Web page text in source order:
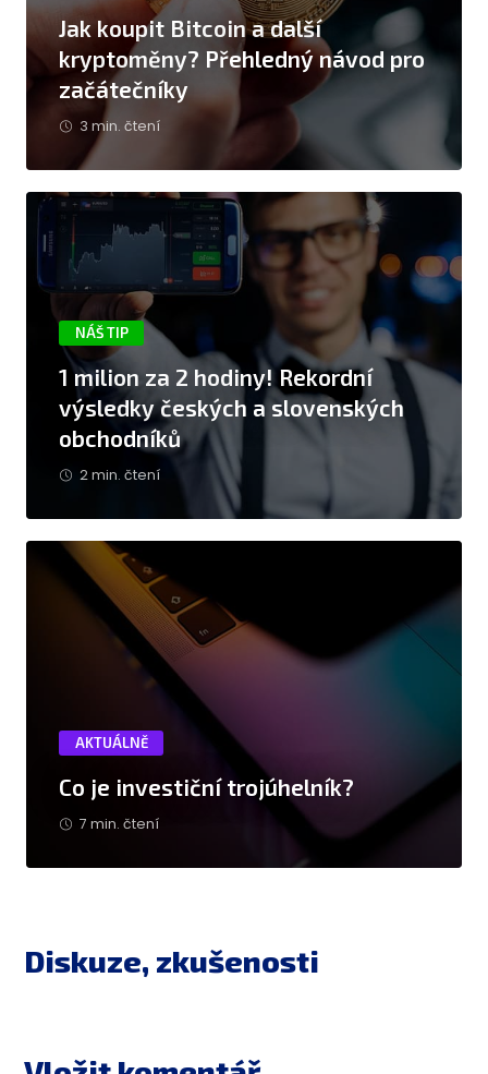
Jak koupit Bitcoin a další
kryptoměny? Přehledný návod pro
začátečníky
3 min. čtení
NÁŠ TIP
1 milion za 2 hodiny! Rekordní
výsledky českých a slovenských
obchodníků
2 min. čtení
AKTUÁLNĚ
Co je investiční trojúhelník?
7 min. čtení
Diskuze, zkušenosti